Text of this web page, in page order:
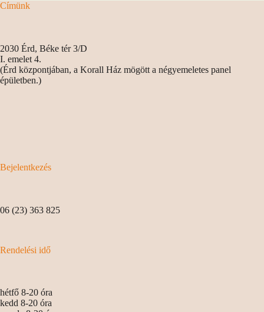
Címünk
2030 Érd, Béke tér 3/D
I. emelet 4.
(Érd központjában, a Korall Ház mögött a négyemeletes panel
épületben.)
Bejelentkezés
06 (23) 363 825
Rendelési idő
hétfő 8-20 óra
kedd 8-20 óra